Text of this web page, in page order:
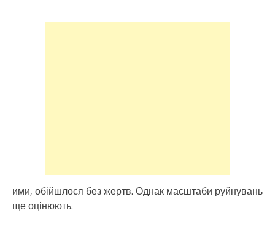
ими, обійшлося без жертв. Однак масштаби руйнувань
ще оцінюють.